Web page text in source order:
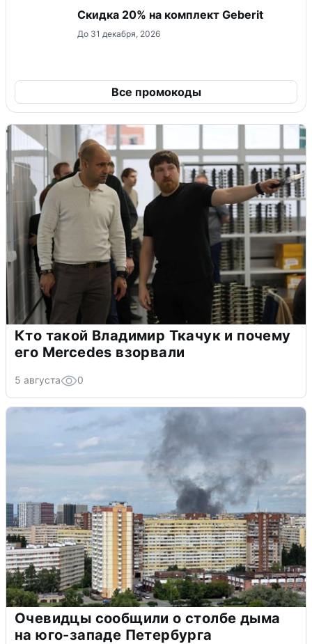
Скидка 20% на комплект Geberit
До 31 декабря, 2026
Все промокоды
Кто такой Владимир Ткачук и почему
его Mercedes взорвали
5 августа 0
Очевидцы сообщили о столбе дыма
на юго-западе Петербурга